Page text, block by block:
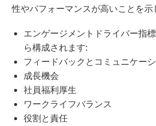
性やパフォーマンスが高いことを示
エンゲージメントドライバー指
ら構成されます:
フィードバックとコミュニケー
成長機会
社員福利厚生
ワークライフバランス
役割と責任